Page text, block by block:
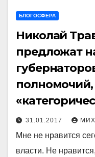
БЛОГОСФЕРА
Николай
предложат
31.01.2017
Мне не нравится
власти. Не